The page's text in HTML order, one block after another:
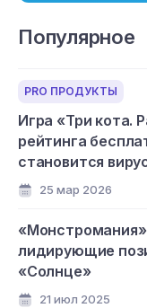
Популярное
PRO ПРОДУКТЫ
Игра «Три кота.
рейтинга
становится
25 мар 2026
лидирующие
«Солнце»
21 июл 2025